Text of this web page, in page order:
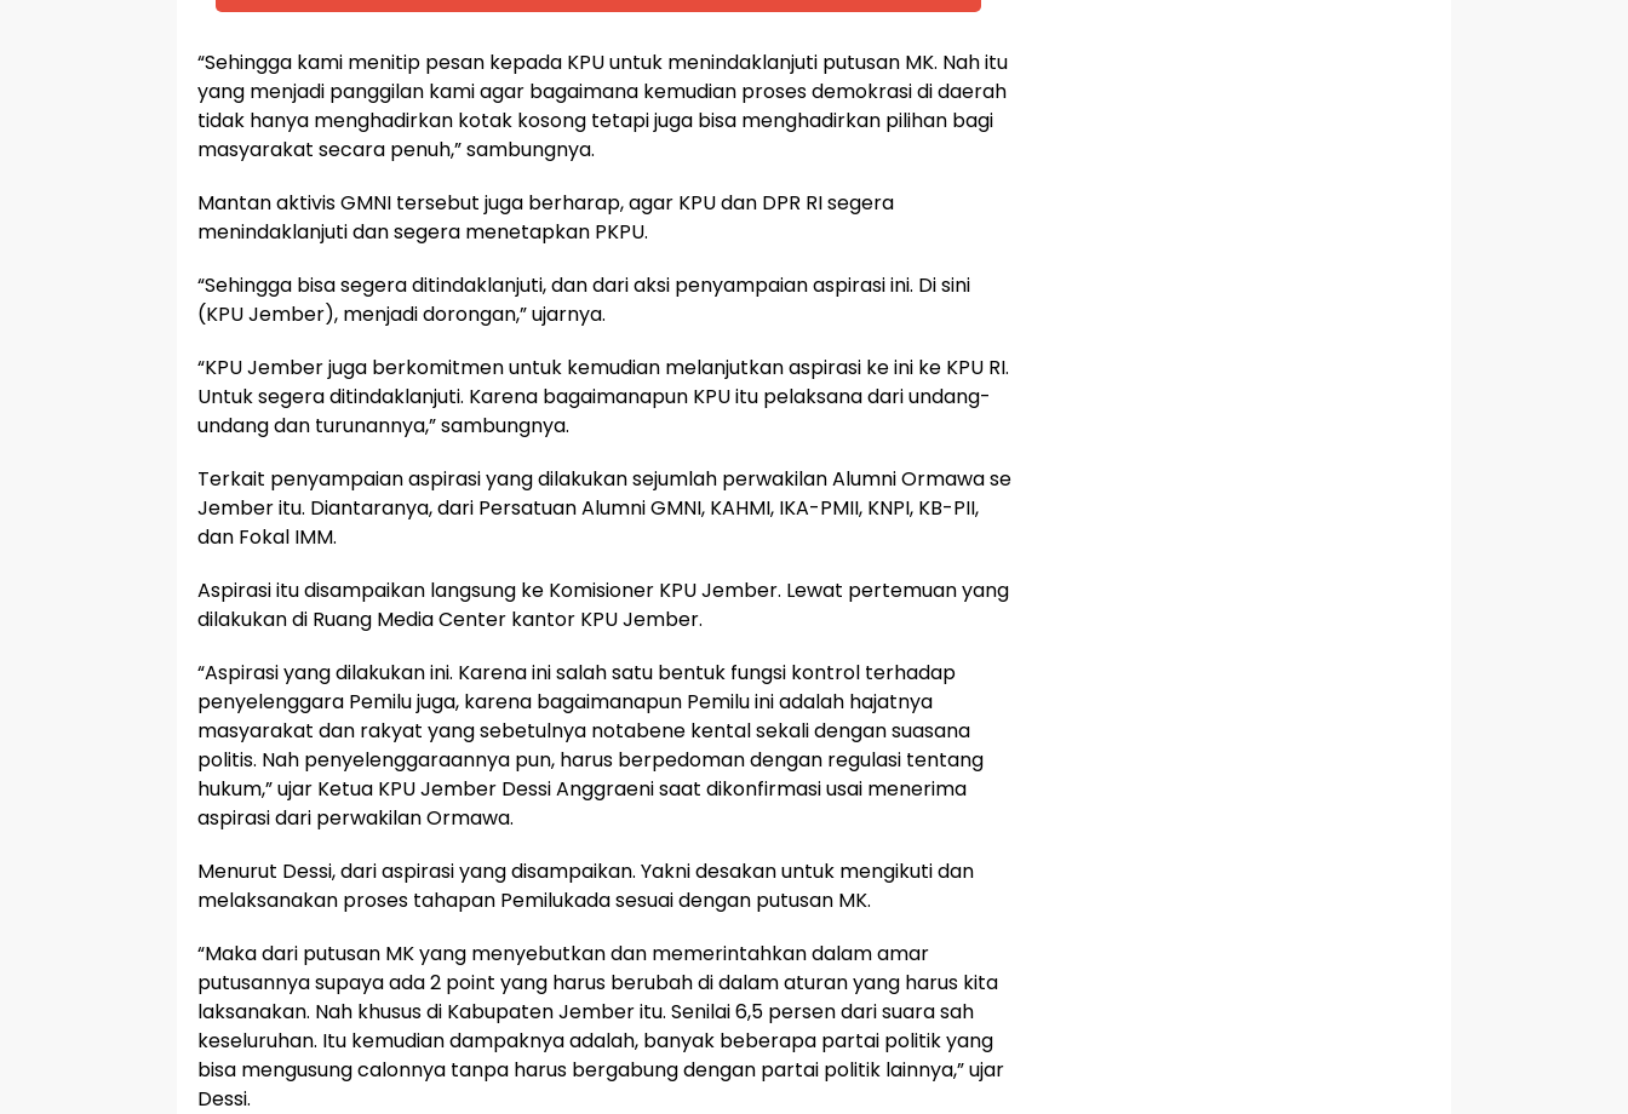
“Sehingga kami menitip pesan kepada KPU untuk menindaklanjuti putusan MK. Nah itu
yang menjadi panggilan kami agar bagaimana kemudian proses demokrasi di daerah
tidak hanya menghadirkan kotak kosong tetapi juga bisa menghadirkan pilihan bagi
masyarakat secara penuh,” sambungnya.
Mantan aktivis GMNI tersebut juga berharap, agar KPU dan DPR RI segera
menindaklanjuti dan segera menetapkan PKPU.
“Sehingga bisa segera ditindaklanjuti, dan dari aksi penyampaian aspirasi ini. Di sini
(KPU Jember), menjadi dorongan,” ujarnya.
“KPU Jember juga berkomitmen untuk kemudian melanjutkan aspirasi ke ini ke KPU RI.
Untuk segera ditindaklanjuti. Karena bagaimanapun KPU itu pelaksana dari undang-
undang dan turunannya,” sambungnya.
Terkait penyampaian aspirasi yang dilakukan sejumlah perwakilan Alumni Ormawa se
Jember itu. Diantaranya, dari Persatuan Alumni GMNI, KAHMI, IKA-PMII, KNPI, KB-PII,
dan Fokal IMM.
Aspirasi itu disampaikan langsung ke Komisioner KPU Jember. Lewat pertemuan yang
dilakukan di Ruang Media Center kantor KPU Jember.
“Aspirasi yang dilakukan ini. Karena ini salah satu bentuk fungsi kontrol terhadap
penyelenggara Pemilu juga, karena bagaimanapun Pemilu ini adalah hajatnya
masyarakat dan rakyat yang sebetulnya notabene kental sekali dengan suasana
politis. Nah penyelenggaraannya pun, harus berpedoman dengan regulasi tentang
hukum,” ujar Ketua KPU Jember Dessi Anggraeni saat dikonfirmasi usai menerima
aspirasi dari perwakilan Ormawa.
Menurut Dessi, dari aspirasi yang disampaikan. Yakni desakan untuk mengikuti dan
melaksanakan proses tahapan Pemilukada sesuai dengan putusan MK.
“Maka dari putusan MK yang menyebutkan dan memerintahkan dalam amar
putusannya supaya ada 2 point yang harus berubah di dalam aturan yang harus kita
laksanakan. Nah khusus di Kabupaten Jember itu. Senilai 6,5 persen dari suara sah
keseluruhan. Itu kemudian dampaknya adalah, banyak beberapa partai politik yang
bisa mengusung calonnya tanpa harus bergabung dengan partai politik lainnya,” ujar
Dessi.